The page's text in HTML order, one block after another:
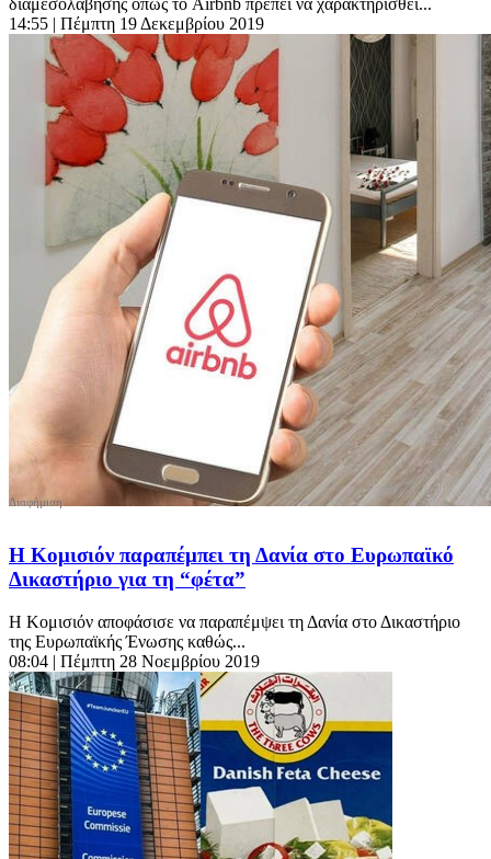
14:55 | Πέμπτη 19 Δεκεμβρίου 2019
Η Κομισιόν παραπέμπει τη Δανία στο Ευρωπαϊκό
Δικαστήριο για τη “φέτα”
Η Κομισιόν αποφάσισε να παραπέμψει τη Δανία στο Δικαστήριο
της Ευρωπαϊκής Ένωσης καθώς...
08:04 | Πέμπτη 28 Νοεμβρίου 2019